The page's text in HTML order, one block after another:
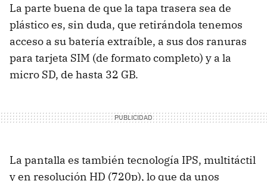
La parte buena de que la tapa trasera sea de
plástico es, sin duda, que retirándola tenemos
acceso a su batería extraíble, a sus dos ranuras
para tarjeta SIM (de formato completo) y a la
micro SD, de hasta 32 GB.
La pantalla es también tecnología IPS, multitáctil
y en resolución HD (720p), lo que da unos